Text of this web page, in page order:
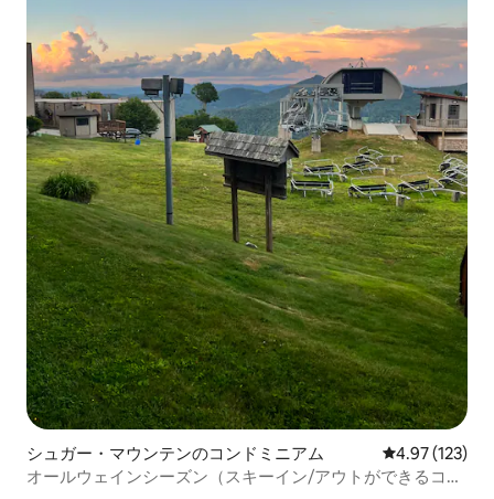
シュガー・マウンテンのコンドミニアム レビュー123
4.97 (123)
オールウェインシーズン（スキーイン/アウトができるコン